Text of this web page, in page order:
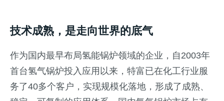
技术成熟，是走向世界的底气
作为国内最早布局氢能锅炉领域的企业，自2003年
首台氢气锅炉投入应用以来，特富已在化工行业服
务了40多个客户，实现规模化落地，形成了成熟、